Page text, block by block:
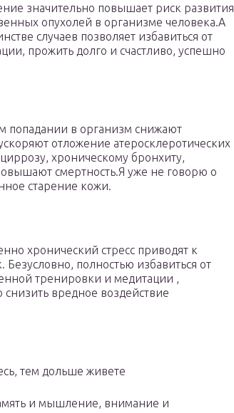
значительно повышает риск развития
опухолей в организме человека.А
случаев позволяет избавиться от
прожить долго и счастливо, успешно
попадании в организм снижают
отложение атеросклеротических
хроническому бронхиту,
смертность.Я уже не говорю о
старение кожи.
хронический стресс приводят к
полностью избавиться от
тренировки и медитации ,
вредное воздействие
тем дольше живете
и мышление, внимание и